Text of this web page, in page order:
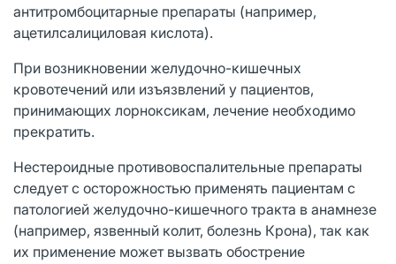
антитромбоцитарные препараты (например,
ацетилсалициловая кислота).
При возникновении желудочно-кишечных
кровотечений или изъязвлений у пациентов,
принимающих лорноксикам, лечение необходимо
прекратить.
Нестероидные противовоспалительные препараты
следует с осторожностью применять пациентам с
патологией желудочно-кишечного тракта в анамнезе
(например, язвенный колит, болезнь Крона), так как
их применение может вызвать обострение